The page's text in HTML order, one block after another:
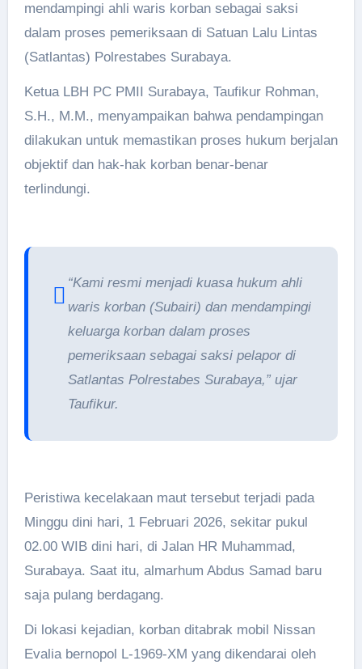
mendampingi ahli waris korban sebagai saksi
dalam proses pemeriksaan di Satuan Lalu Lintas
(Satlantas) Polrestabes Surabaya.
Ketua LBH PC PMII Surabaya, Taufikur Rohman,
S.H., M.M., menyampaikan bahwa pendampingan
dilakukan untuk memastikan proses hukum berjalan
objektif dan hak-hak korban benar-benar
terlindungi.
“Kami resmi menjadi kuasa hukum ahli
waris korban (Subairi) dan mendampingi
keluarga korban dalam proses
pemeriksaan sebagai saksi pelapor di
Satlantas Polrestabes Surabaya,” ujar
Taufikur.
Peristiwa kecelakaan maut tersebut terjadi pada
Minggu dini hari, 1 Februari 2026, sekitar pukul
02.00 WIB dini hari, di Jalan HR Muhammad,
Surabaya. Saat itu, almarhum Abdus Samad baru
saja pulang berdagang.
Di lokasi kejadian, korban ditabrak mobil Nissan
Evalia bernopol L-1969-XM yang dikendarai oleh